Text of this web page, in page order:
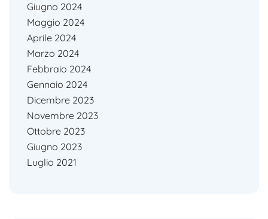
Giugno 2024
Maggio 2024
Aprile 2024
Marzo 2024
Febbraio 2024
Gennaio 2024
Dicembre 2023
Novembre 2023
Ottobre 2023
Giugno 2023
Luglio 2021